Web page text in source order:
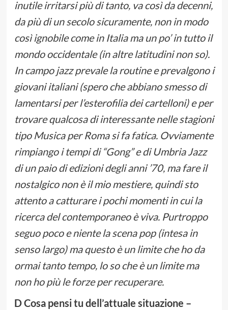
inutile irritarsi più di tanto, va così da decenni,
da più di un secolo sicuramente, non in modo
così ignobile come in Italia ma un po’ in tutto il
mondo occidentale (in altre latitudini non so).
In campo jazz prevale la routine e prevalgono i
giovani italiani (spero che abbiano smesso di
lamentarsi per l’esterofilia dei cartelloni) e per
trovare qualcosa di interessante nelle stagioni
tipo Musica per Roma si fa fatica. Ovviamente
rimpiango i tempi di “Gong” e di Umbria Jazz
di un paio di edizioni degli anni ’70, ma fare il
nostalgico non è il mio mestiere, quindi sto
attento a catturare i pochi momenti in cui la
ricerca del contemporaneo è viva. Purtroppo
seguo poco e niente la scena pop (intesa in
senso largo) ma questo è un limite che ho da
ormai tanto tempo, lo so che è un limite ma
non ho più le forze per recuperare.
D Cosa pensi tu dell’attuale situazione –